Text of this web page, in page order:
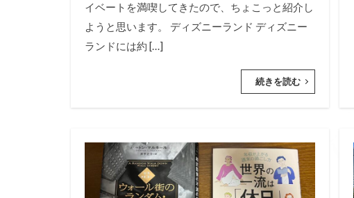
イベートを満喫してきたので、ちょこっと紹介し
ようと思います。 ディズニーランド ディズニー
ランドには約 […]
続きを読む